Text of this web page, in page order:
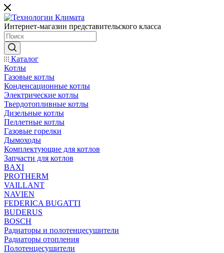
Интернет-магазин представительского класса
Каталог
Котлы
Газовые котлы
Конденсационные котлы
Электрические котлы
Твердотопливные котлы
Дизельные котлы
Пеллетные котлы
Газовые горелки
Дымоходы
Комплектующие для котлов
Запчасти для котлов
BAXI
PROTHERM
VAILLANT
NAVIEN
FEDERICA BUGATTI
BUDERUS
BOSCH
Радиаторы и полотенцесушители
Радиаторы отопления
Полотенцесушители